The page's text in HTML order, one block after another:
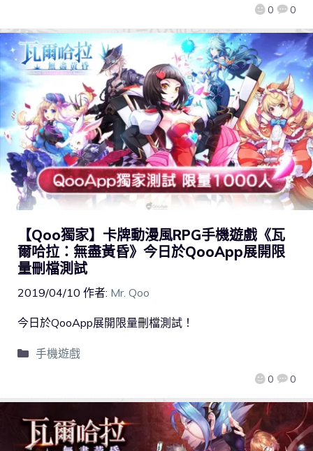
0 0
【Qoo獨家】卡牌動漫風RPG手機遊戲《瓦
爾哈拉：無盡黃昏》今日於QooApp展開限
量刪檔測試
2019/04/10 作者: Mr. Qoo
0 0
今日於QooApp展開限量刪檔測試！
手機遊戲